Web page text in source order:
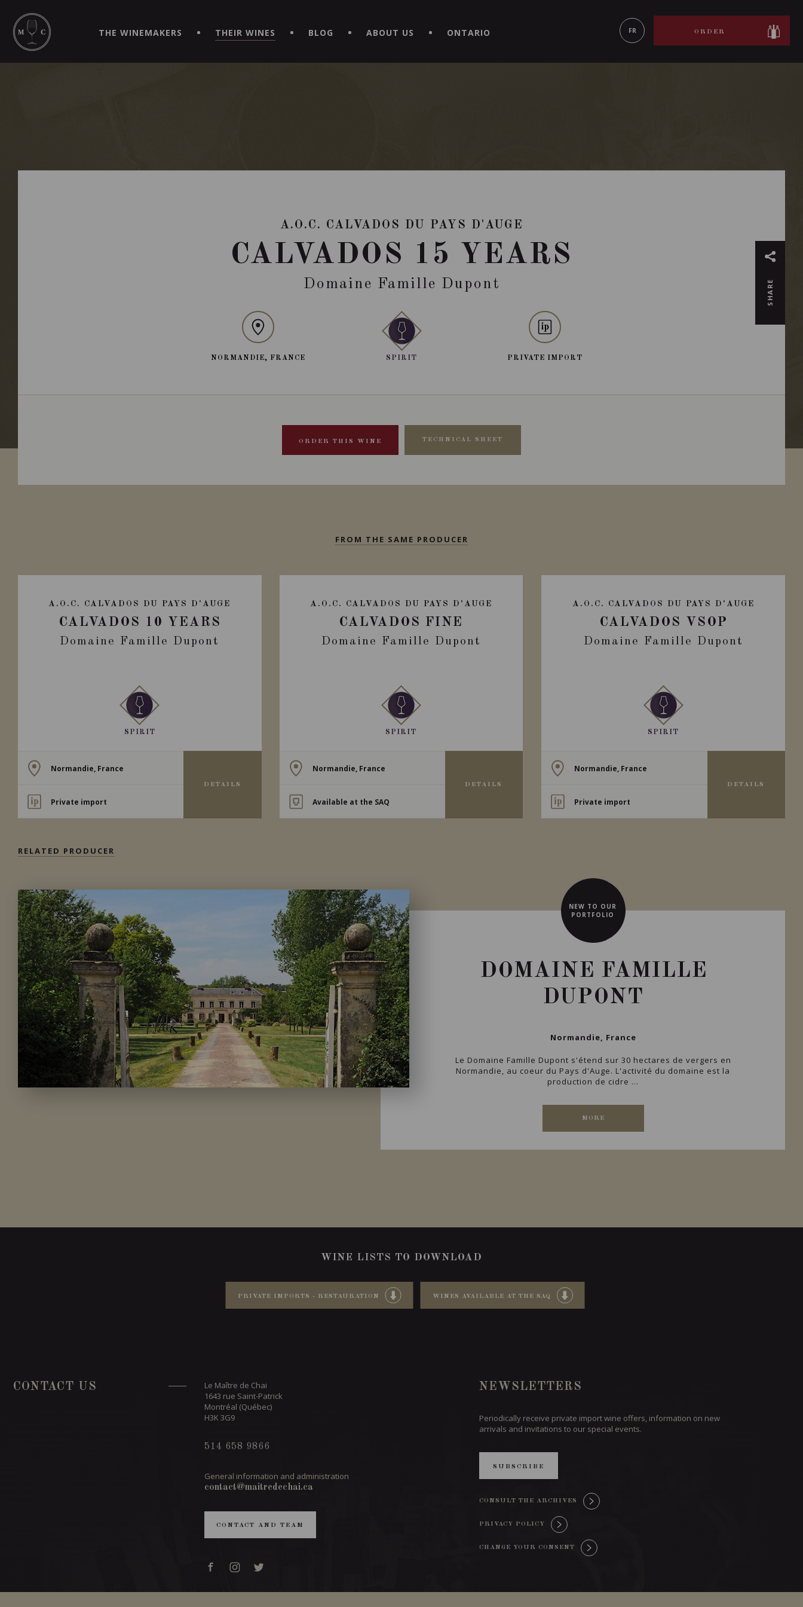
VIRTUEL" APP!
THE WINEMAKERS THEIR WINES BLOG ABOUT US ONTARIO FR ORDER
SHARE
A.O.C. CALVADOS DU PAYS D'AUGE
CALVADOS 15 YEARS
Domaine Famille Dupont
NORMANDIE, FRANCE SPIRIT PRIVATE IMPORT
ORDER THIS WINE TECHNICAL SHEET
FROM THE SAME PRODUCER
A.O.C. CALVADOS DU PAYS D'AUGE
CALVADOS 10 YEARS
Domaine Famille Dupont
SPIRIT
Normandie, France
Private import
DETAILS
A.O.C. CALVADOS DU PAYS D'AUGE
CALVADOS FINE
Domaine Famille Dupont
SPIRIT
Normandie, France
Available at the SAQ
DETAILS
A.O.C. CALVADOS DU PAYS D'AUGE
CALVADOS VSOP
Domaine Famille Dupont
SPIRIT
Normandie, France
Private import
DETAILS
RELATED PRODUCER
NEW TO OUR
PORTFOLIO
DOMAINE FAMILLE
DUPONT
Normandie, France
Le Domaine Famille Dupont s'étend sur 30 hectares de vergers en
Normandie, au coeur du Pays d'Auge. L'activité du domaine est la
production de cidre ...
MORE
WINE LISTS TO DOWNLOAD
PRIVATE IMPORTS - RESTAURATION WINES AVAILABLE AT THE SAQ
CONTACT US
Le Maître de Chai
1643 rue Saint-Patrick
Montréal (Québec)
H3K 3G9
514 658 9866
General information and administration
contact@maitredechai.ca
CONTACT AND TEAM
NEWSLETTERS
Periodically receive private import wine offers, information on new
arrivals and invitations to our special events.
SUBSCRIBE
CONSULT THE ARCHIVES
PRIVACY POLICY
CHANGE YOUR CONSENT